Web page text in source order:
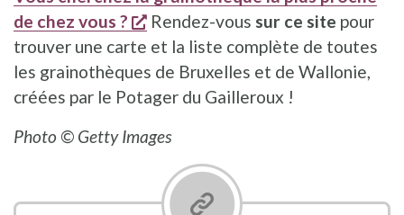
de chez vous ?
s'ouvre dans une nouvelle fenêtre
Rendez-vous sur ce site pour
trouver une carte et la liste complète de toutes
les grainothèques de Bruxelles et de Wallonie,
créées par le Potager du Gailleroux !
Photo © Getty Images